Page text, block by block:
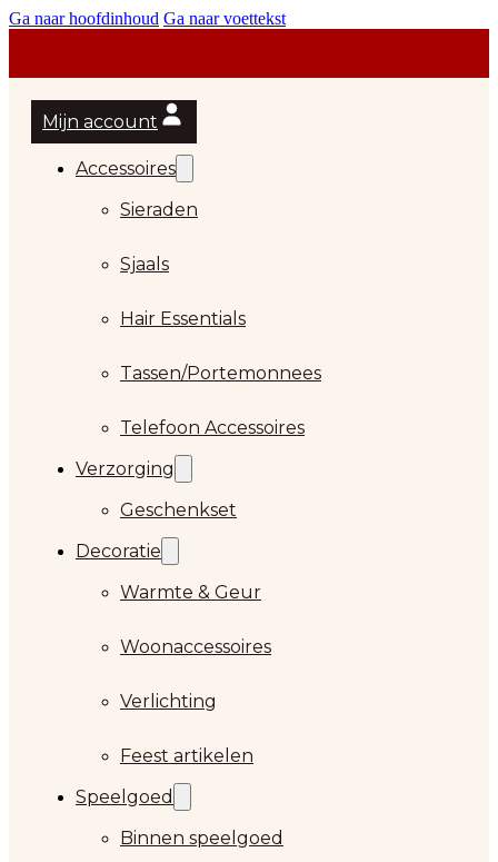
Ga naar hoofdinhoud Ga naar voettekst
Mijn account
Accessoires
Sieraden
Sjaals
Hair Essentials
Tassen/Portemonnees
Telefoon Accessoires
Verzorging
Geschenkset
Decoratie
Warmte & Geur
Woonaccessoires
Verlichting
Feest artikelen
Speelgoed
Binnen speelgoed